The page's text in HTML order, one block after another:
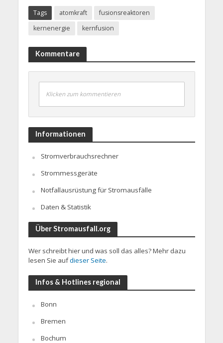
Tags atomkraft
fusionsreaktoren
kernenergie
kernfusion
Kommentare
Klicken zum kommentieren
Informationen
Stromverbrauchsrechner
Strommessgeräte
Notfallausrüstung für Stromausfälle
Daten & Statistik
Über Stromausfall.org
Wer schreibt hier und was soll das alles? Mehr dazu
lesen Sie aufdieser Seite.
Infos & Hotlines regional
Bonn
Bremen
Bochum